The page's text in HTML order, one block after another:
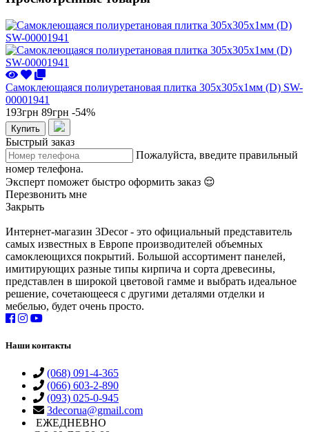
Самоклеющаяся полиуретановая плитка 305х305х1мм (D) SW-
00001941
193грн 89грн -54%
Купить
Быстрый заказ
Пожалуйста, введите правильный
номер телефона.
Эксперт поможет быстро оформить заказ 😌
Перезвонить мне
Закрыть
Интернет-магазин 3Decor - это официальный представитель
самых известных в Европе производителей объемных
самоклеющихся покрытий. Большой ассортимент панелей,
имитирующих разные типы кирпича и сорта древесины,
представлен в широкой цветовой гамме и выбрать идеальное
решение, сочетающееся с другими деталями отделки и
мебелью, будет очень просто.
Наши контакты
(068) 091-4-365
(066) 603-2-890
(093) 025-0-945
3decorua@gmail.com
ЕЖЕДНЕВНО